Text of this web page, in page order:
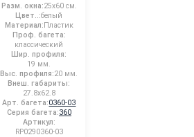
Разм. окна:25x60 см.
Цвет..:белый
Материал:Пластик
Проф. багета:
классический
Шир. профиля:
19 мм.
Выс. профиля:20 мм.
Внеш. габариты:
27.8x62.8
Арт. багета:0360-03
Серия багета:360
Артикул:
RP0290360-03